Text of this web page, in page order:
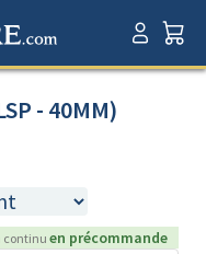
- 40MM)
continu en précommande